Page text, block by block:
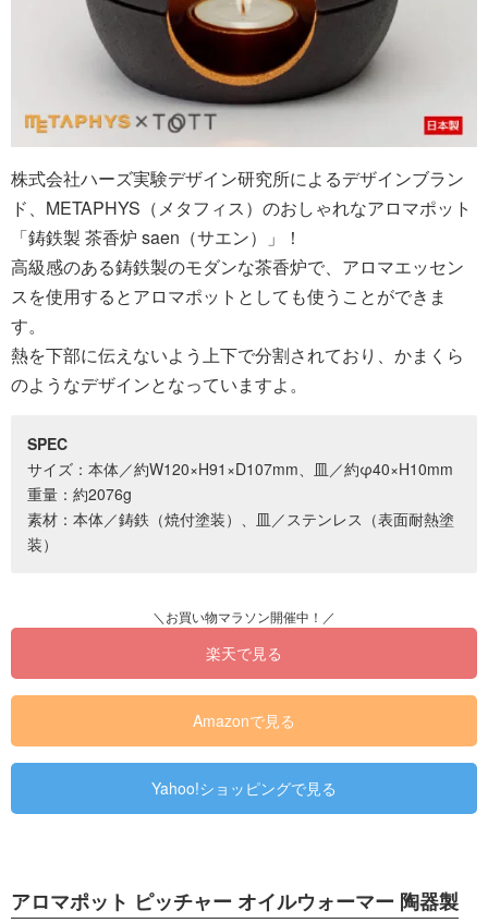
株式会社ハーズ実験デザイン研究所によるデザインブラン
ド、METAPHYS（メタフィス）のおしゃれなアロマポット
「鋳鉄製 茶香炉 saen（サエン）」！
高級感のある鋳鉄製のモダンな茶香炉で、アロマエッセン
スを使用するとアロマポットとしても使うことができま
す。
熱を下部に伝えないよう上下で分割されており、かまくら
のようなデザインとなっていますよ。
SPEC
サイズ：本体／約W120×H91×D107mm、皿／約φ40×H10mm
重量：約2076g
素材：本体／鋳鉄（焼付塗装）、皿／ステンレス（表面耐熱塗
装）
楽天で見る
Amazonで見る
Yahoo!ショッピングで見る
アロマポット ピッチャー オイルウォーマー 陶器製